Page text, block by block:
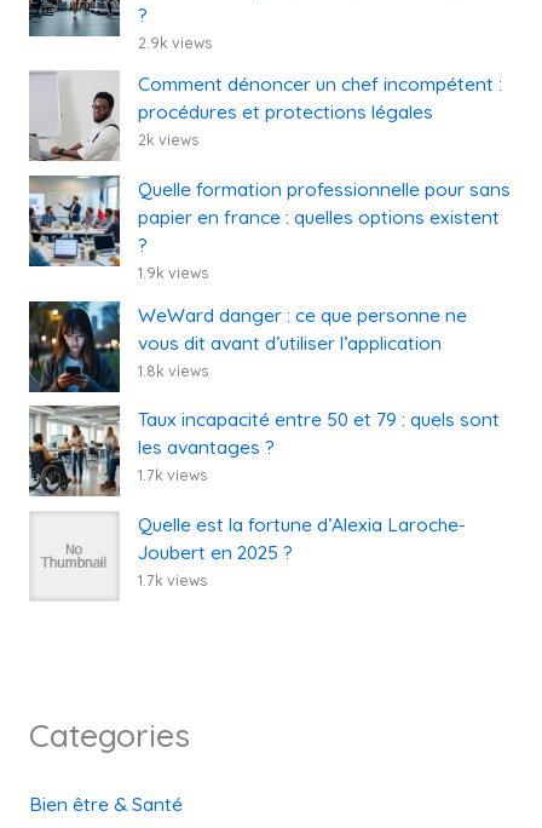
?
2.9k views
Comment dénoncer un chef incompétent :
procédures et protections légales
2k views
Quelle formation professionnelle pour sans
papier en france : quelles options existent
?
1.9k views
WeWard danger : ce que personne ne
vous dit avant d’utiliser l’application
1.8k views
Taux incapacité entre 50 et 79 : quels sont
les avantages ?
1.7k views
Quelle est la fortune d’Alexia Laroche-
Joubert en 2025 ?
1.7k views
Categories
Bien être & Santé